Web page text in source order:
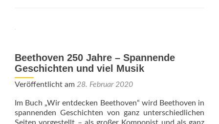
Beethoven 250 Jahre – Spannende
Geschichten und viel Musik
Veröffentlicht am 28. Februar 2020
Im Buch „Wir entdecken Beethoven“ wird Beethoven in
spannenden Geschichten von ganz unterschiedlichen